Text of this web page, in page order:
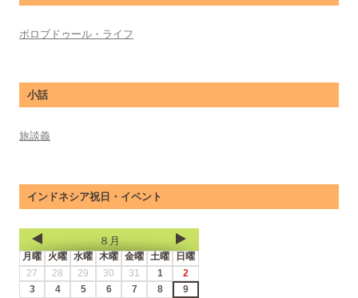
ボロブドゥール・ライフ
小話
旅談義
インドネシア祝日・イベント
８月
月曜 火曜 水曜 木曜 金曜 土曜
日曜
27
28 29 30 31 1
2
3
4 5 6 7 8
9